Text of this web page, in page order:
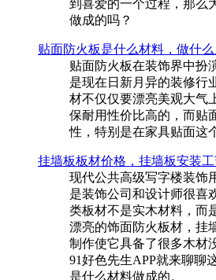
到喜爱的一个过程，那
做成的吗？
贴面防火板是什么材料，做什么用
贴面防火板在装饰界中扮演
是现在日新月异的装修行业
材不仅仅要漂亮美观大气上
保耐用性价比高的，而
性，特别是在家具贴面这个
挂墙板板材价格，挂墙板安装工艺
现代公共高级写字楼装饰用
是装饰公司和设计师很喜欢
类板材不是实木材料，
漂亮的饰面防火板材，
制作使它具备了很多木材没
91好色先生APP就来聊聊这
是什么材料做成的。